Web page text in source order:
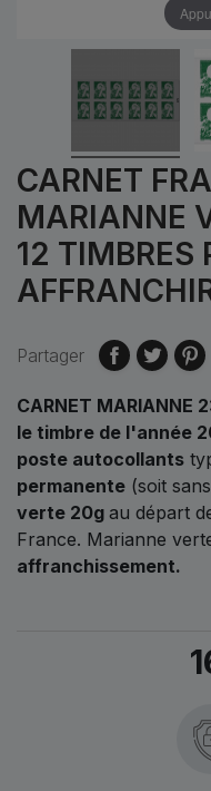
CARNET
MARIANNE
12 TIMBRES
Partager
CARNET MARIANNE
le timbre de l'année
poste autocollants
permanente (soit
verte 20g au départ
France. Marianne
affranchissement.